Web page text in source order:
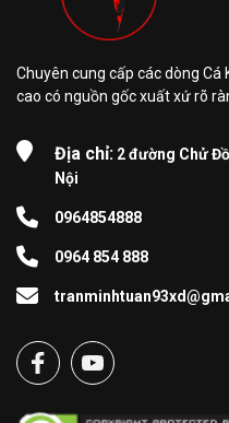
Chuyên cung cấp các dòng
cao có nguồn gốc xuất xứ rõ
Địa chỉ: 2 đường Chử
Nội
0964854888
0964 854 888